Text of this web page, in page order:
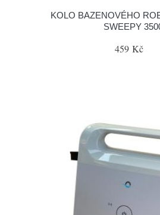
KOLO BAZENOVÉHO
SWEEPY
459 Kč